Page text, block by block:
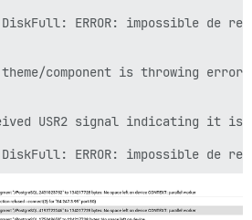
ERROR: impossible de
theme/component is throwing
USR2 signal indicating it